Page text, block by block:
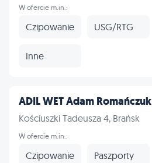
W ofercie m.in.:
Czipowanie USG/RTG
Inne
ADIL WET Adam Romańczuk
Kościuszki Tadeusza 4, Brańsk
W ofercie m.in.:
Czipowanie Paszporty